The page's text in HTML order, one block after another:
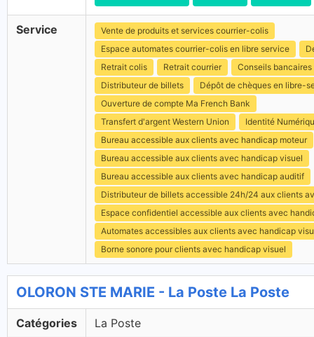
Service
Vente de produits et services courrier-colis
Espace automates courrier-colis en libre service
Retrait colis
Retrait courrier
Conseils bancaires
Distributeur de billets
Dépôt de chèques en libre-
Ouverture de compte Ma French Bank
Transfert d'argent Western Union
Identité
Bureau accessible aux clients avec handicap moteur
Bureau accessible aux clients avec handicap visuel
Bureau accessible aux clients avec handicap auditif
Distributeur de billets accessible 24h/24 aux clients
Espace confidentiel accessible aux clients avec
Automates accessibles aux clients avec handicap
Borne sonore pour clients avec handicap visuel
OLORON STE MARIE - La Poste La Poste
Catégories La Poste